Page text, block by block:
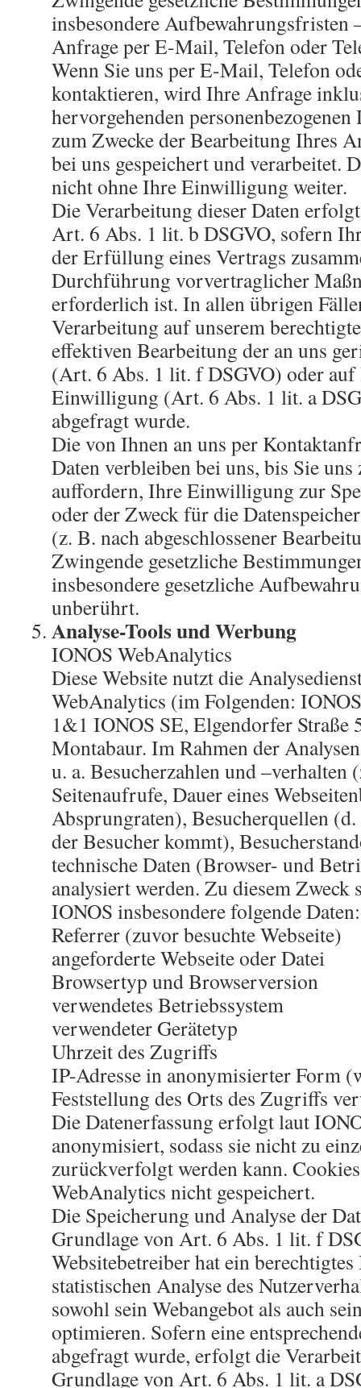
insbesondere Aufbewahrungsfristen
Anfrage per E-Mail, Telefon oder
Wenn Sie uns per E-Mail, Telefon
kontaktieren, wird Ihre Anfrage
hervorgehenden
zum Zwecke der Bearbeitung Ihres
bei uns gespeichert und verarbeitet.
nicht ohne Ihre Einwilligung weiter.
Die Verarbeitung dieser Daten
Art. 6 Abs. 1 lit. b DSGVO, sofern
der Erfüllung eines Vertrags
Durchführung vorvertraglicher
erforderlich ist. In allen übrigen
Verarbeitung auf unserem
effektiven Bearbeitung der an uns
(Art. 6 Abs. 1 lit. f DSGVO) oder
Einwilligung (Art. 6 Abs. 1 lit. a
abgefragt wurde.
Die von Ihnen an uns per
Daten verbleiben bei uns, bis Sie
auffordern, Ihre Einwilligung zur
oder der Zweck für die
(z. B. nach abgeschlossener
Zwingende gesetzliche
insbesondere gesetzliche
unberührt.
Analyse-Tools und Werbung
IONOS WebAnalytics
Diese Website nutzt die
WebAnalytics (im Folgenden:
1&1 IONOS SE, Elgendorfer Straße
Montabaur. Im Rahmen der
u. a. Besucherzahlen und –verhalten
Seitenaufrufe, Dauer eines
Absprungraten), Besucherquellen
der Besucher kommt),
technische Daten (Browser- und
analysiert werden. Zu diesem Zweck
IONOS insbesondere folgende Daten:
Referrer (zuvor besuchte Webseite)
angeforderte Webseite oder Datei
Browsertyp und Browserversion
verwendetes Betriebssystem
verwendeter Gerätetyp
Uhrzeit des Zugriffs
IP-Adresse in anonymisierter Form
Feststellung des Orts des Zugriffs
Die Datenerfassung erfolgt laut
anonymisiert, sodass sie nicht zu
zurückverfolgt werden kann.
WebAnalytics nicht gespeichert.
Die Speicherung und Analyse der
Grundlage von Art. 6 Abs. 1 lit. f
Websitebetreiber hat ein berechtigtes
statistischen Analyse des
sowohl sein Webangebot als auch
optimieren. Sofern eine
abgefragt wurde, erfolgt die
Grundlage von Art. 6 Abs. 1 lit. a